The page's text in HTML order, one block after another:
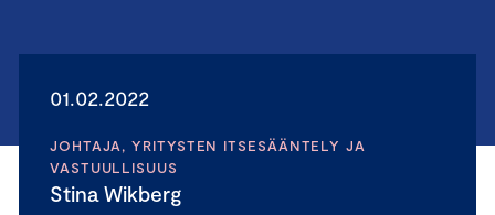
01.02.2022
JOHTAJA, YRITYSTEN ITSESÄÄNTELY JA
VASTUULLISUUS
Stina Wikberg